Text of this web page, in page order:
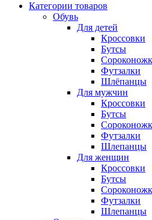
Категории товаров
Обувь
Для детей
Кроссовки
Бутсы
Футзалки
Шлёпанцы
Для мужчин
Кроссовки
Бутсы
Футзалки
Шлепанцы
Для женщин
Кроссовки
Бутсы
Футзалки
Шлепанцы